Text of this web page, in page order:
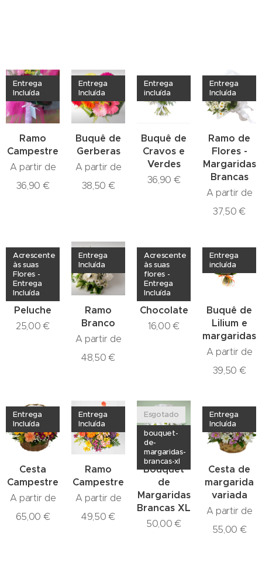
Ramo
Campestre
Entrega
Incluída
A partir de
36,90 €
Buquê de
Gerberas
Entrega
Incluída
A partir de
38,50 €
Buquê de
Cravos e
Verdes
Entrega
incluída
36,90 €
Ramo de
Flores -
Margaridas
Brancas
Entrega
Incluída
A partir de
37,50 €
Peluche
Acrescente
às suas
Flores -
Entrega
Incluída
25,00 €
Ramo
Branco
Entrega
Incluída
A partir de
48,50 €
Chocolate
Acrescente
às suas
flores -
Entrega
Incluída
16,00 €
Buquê de
Lilium e
margaridas
Entrega
incluída
A partir de
39,50 €
Cesta
Campestre
Entrega
Incluída
A partir de
65,00 €
Ramo
Campestre
Entrega
Incluída
A partir de
49,50 €
Bouquet
de
Margaridas
Brancas XL
Esgotado
bouquet-
de-
margaridas-
brancas-xl
50,00 €
Cesta de
margarida
variada
Entrega
Incluída
A partir de
55,00 €